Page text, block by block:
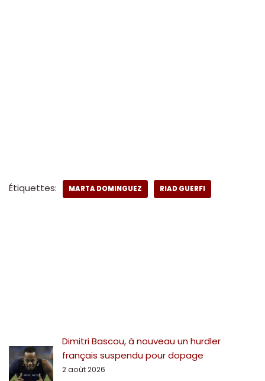
Étiquettes: MARTA DOMINGUEZ RIAD GUERFI
Dimitri Bascou, à nouveau un hurdler
français suspendu pour dopage
2 août 2026